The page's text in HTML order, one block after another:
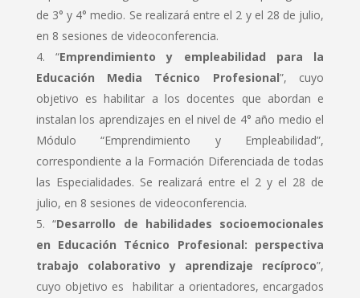
de 3° y 4° medio. Se realizará entre el 2 y el 28 de julio,
en 8 sesiones de videoconferencia.
“Emprendimiento y empleabilidad para la
Educación Media Técnico Profesional”, cuyo
objetivo es habilitar a los docentes que abordan e
instalan los aprendizajes en el nivel de 4° año medio el
Módulo “Emprendimiento y Empleabilidad”,
correspondiente a la Formación Diferenciada de todas
las Especialidades. Se realizará entre el 2 y el 28 de
julio, en 8 sesiones de videoconferencia.
“Desarrollo de habilidades socioemocionales
en Educación Técnico Profesional: perspectiva
trabajo colaborativo y aprendizaje recíproco”,
cuyo objetivo es habilitar a orientadores, encargados